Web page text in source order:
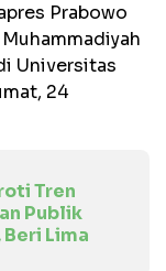
Prabowo
Universitas
24
Tren
Publik
Lima